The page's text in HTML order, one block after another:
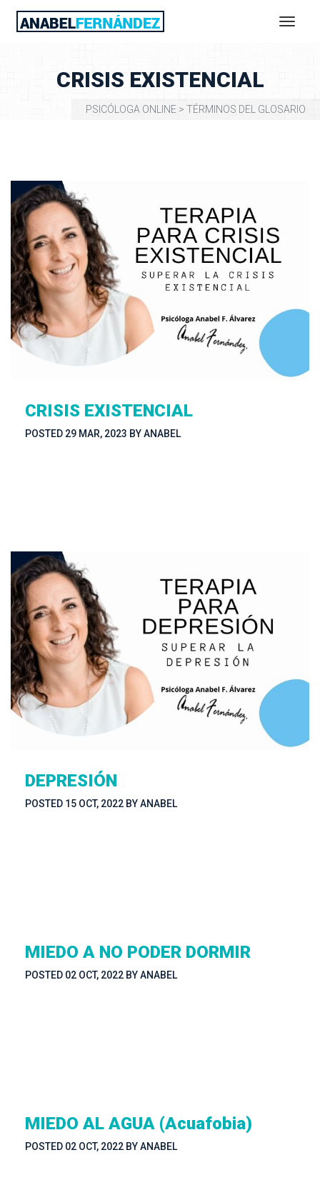
CRISIS EXISTENCIAL
PSICÓLOGA ONLINE > TÉRMINOS DEL GLOSARIO
CRISIS EXISTENCIAL
POSTED 29 MAR, 2023 BY ANABEL
DEPRESIÓN
POSTED 15 OCT, 2022 BY ANABEL
MIEDO A NO PODER DORMIR
POSTED 02 OCT, 2022 BY ANABEL
MIEDO AL AGUA (Acuafobia)
POSTED 02 OCT, 2022 BY ANABEL